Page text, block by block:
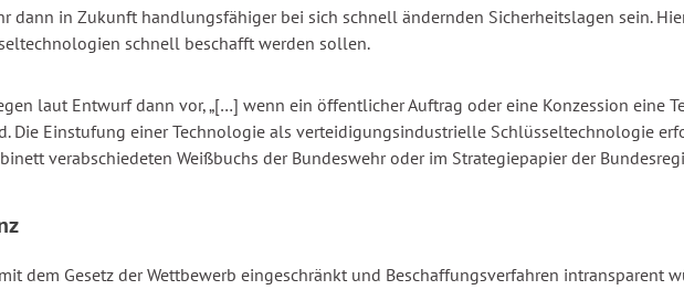
dann in Zukunft handlungsfähiger bei sich schnell ändernden Sicherheitslagen sein.
schnell beschafft werden sollen.
laut Entwurf dann vor, „[…] wenn ein öffentlicher Auftrag oder eine Konzession
Die Einstufung einer Technologie als verteidigungsindustrielle Schlüsseltechnologie
verabschiedeten Weißbuchs der Bundeswehr oder im Strategiepapier der
dem Gesetz der Wettbewerb eingeschränkt und Beschaffungsverfahren intransparent